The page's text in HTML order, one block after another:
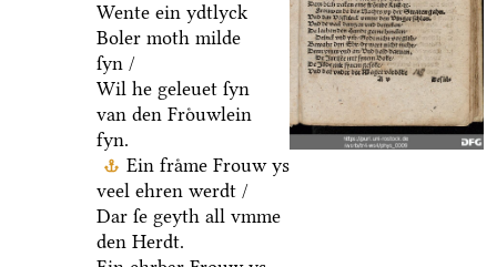
Wente ein ydtlyck
Boler moth milde
ſyn /
Wil he geleuet ſyn
van den Froͤuwlein
fyn.
Ein fraͤme Frouw ys
veel ehren werdt /
Dar ſe geyth all vmme
den Herdt.